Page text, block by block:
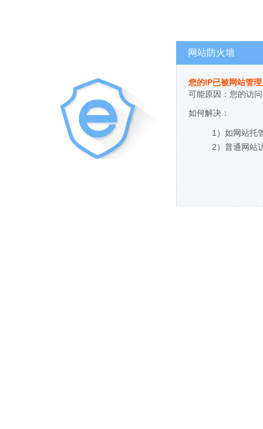
网站防火墙
您的IP已被网站管
可能原因：您的访
如何解决：
1）如网站托
2）普通网站